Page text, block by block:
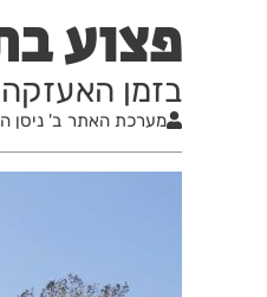
פצוע
בזמן האעזקה
מערכת האתר ב' ניסן